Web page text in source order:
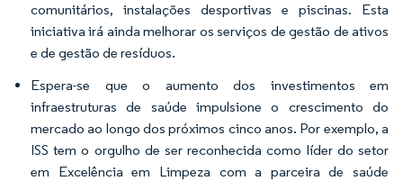
comunitários, instalações desportivas e piscinas. Esta
iniciativa irá ainda melhorar os serviços de gestão de ativos
e de gestão de resíduos.
Espera-se que o aumento dos investimentos em
infraestruturas de saúde impulsione o crescimento do
mercado ao longo dos próximos cinco anos. Por exemplo, a
ISS tem o orgulho de ser reconhecida como líder do setor
em Excelência em Limpeza com a parceira de saúde